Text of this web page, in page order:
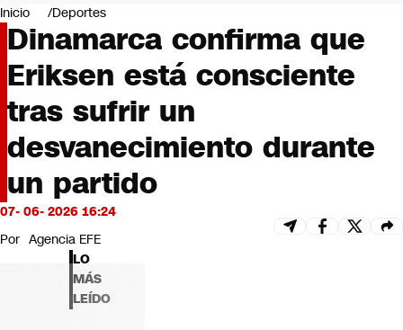
Negocios
Deportes
Programas completos
Cultura
Servicios
Bits
CNN tiempo
Opinión
Inicio Deportes
Dinamarca confirma que
Eriksen está consciente
tras sufrir un
desvanecimiento durante
un partido
07- 06- 2026 16:24
Por Agencia EFE
LO
MÁS
LEÍDO